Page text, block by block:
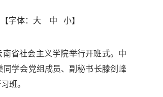
字体： 大 中 小】
南省社会主义学院举行开班式。中
学会党组成员、副秘书长滕剑峰
班。